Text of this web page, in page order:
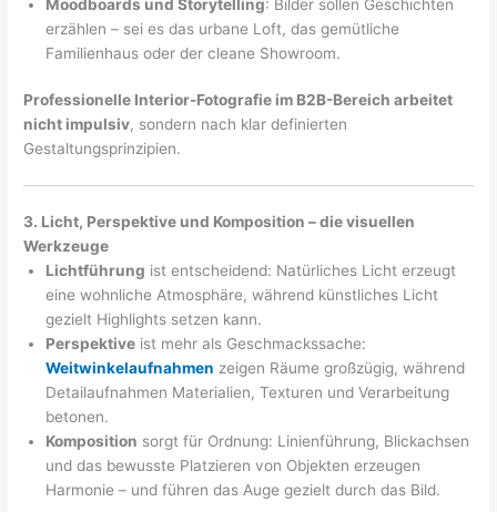
Moodboards und Storytelling: Bilder sollen Geschichten
erzählen – sei es das urbane Loft, das gemütliche
Familienhaus oder der cleane Showroom.
Professionelle Interior-Fotografie im B2B-Bereich arbeitet
nicht impulsiv, sondern nach klar definierten
Gestaltungsprinzipien.
3. Licht, Perspektive und Komposition – die visuellen
Werkzeuge
Lichtführung ist entscheidend: Natürliches Licht erzeugt
eine wohnliche Atmosphäre, während künstliches Licht
gezielt Highlights setzen kann.
Perspektive ist mehr als Geschmackssache:
Weitwinkelaufnahmen zeigen Räume großzügig, während
Detailaufnahmen Materialien, Texturen und Verarbeitung
betonen.
Komposition sorgt für Ordnung: Linienführung, Blickachsen
und das bewusste Platzieren von Objekten erzeugen
Harmonie – und führen das Auge gezielt durch das Bild.